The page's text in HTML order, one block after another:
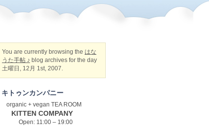
You are currently browsing the はな
うた手帖 ♪ blog archives for the day
土曜日, 12月 1st, 2007.
キトゥンカンパニー
organic + vegan TEA ROOM
KITTEN COMPANY
Open: 11:00 – 19:00